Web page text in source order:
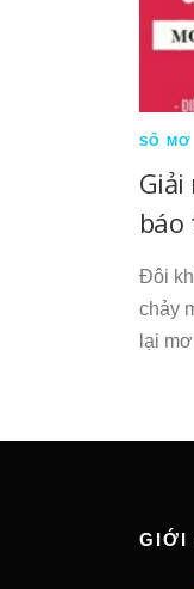
SỔ MƠ
báo
Đôi
chảy
lại
GIỚI